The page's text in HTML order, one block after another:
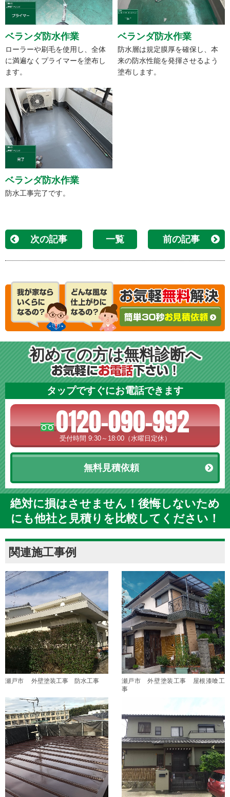
ベランダ防水作業
ローラーや刷毛を使用し、全体
に満遍なくプライマーを塗布し
ます。
ベランダ防水作業
防水層は規定膜厚を確保し、本
来の防水性能を発揮させるよう
塗布します。
ベランダ防水作業
防水工事完了です。
次の記事 一覧 前の記事
初めての方は無料診断へ
タップですぐにお電話できます
0120-090-992
受付時間 9:30～18:00（水曜日定休）
無料見積依頼
絶対に損はさせません！後悔しないため
にも他社と見積りを比較してください！
関連施工事例
瀬戸市 外壁塗装工事 防水工事
瀬戸市 外壁塗装工事 屋根漆喰工
事